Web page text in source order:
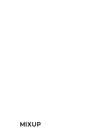
MIXUP